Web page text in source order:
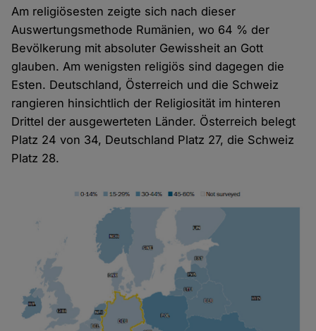
Am religiösesten zeigte sich nach dieser
Auswertungsmethode Rumänien, wo 64 % der
Bevölkerung mit absoluter Gewissheit an Gott
glauben. Am wenigsten religiös sind dagegen die
Esten. Deutschland, Österreich und die Schweiz
rangieren hinsichtlich der Religiosität im hinteren
Drittel der ausgewerteten Länder. Österreich belegt
Platz 24 von 34, Deutschland Platz 27, die Schweiz
Platz 28.